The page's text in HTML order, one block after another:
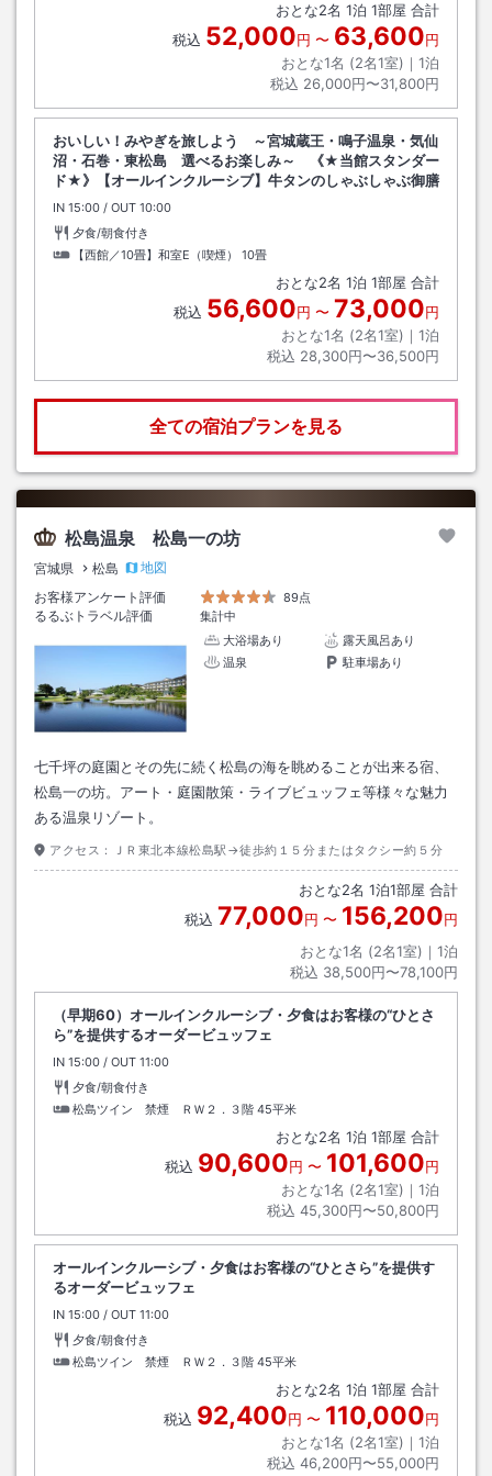
おとな2名 1泊 1部屋 合計
税込 52,000円 〜 63,600円
おとな1名 (2名1室)｜ 1泊
税込 26,000円〜31,800円
おいしい！みやぎを旅しよう ～宮城蔵王・鳴子温泉・気仙
沼・石巻・東松島 選べるお楽しみ～ 《★当館スタンダー
ド★》【オールインクルーシブ】牛タンのしゃぶしゃぶ御膳
IN チェックイン
15:00 / OUT チェックアウト
10:00
夕食/朝食付き
【西館／10畳】和室E（喫煙）
10畳
おとな2名 1泊 1部屋 合計
税込 56,600円 〜 73,000円
おとな1名 (2名1室)｜ 1泊
税込 28,300円〜36,500円
全ての宿泊プランを見る
松島温泉 松島一の坊
宮城県 松島
地図
お客様アンケート評価
89点
るるぶトラベル評価
集計中
大浴場あり
露天風呂あり
温泉
駐車場あり
七千坪の庭園とその先に続く松島の海を眺めることが出来る宿、
松島一の坊。アート・庭園散策・ライブビュッフェ等様々な魅力
ある温泉リゾート。
アクセス： ＪＲ東北本線松島駅→徒歩約１５分またはタクシー約５分
おとな2名 1泊1部屋 合計
税込 77,000円 〜 156,200円
おとな1名 (2名1室)｜ 1泊
税込 38,500円〜78,100円
（早期60）オールインクルーシブ・夕食はお客様の“ひとさ
ら”を提供するオーダービュッフェ
IN チェックイン
15:00 / OUT チェックアウト
11:00
夕食/朝食付き
松島ツイン 禁煙 ＲＷ２．３階 45平米
おとな2名 1泊 1部屋 合計
税込 90,600円 〜 101,600円
おとな1名 (2名1室)｜ 1泊
税込 45,300円〜50,800円
オールインクルーシブ・夕食はお客様の“ひとさら”を提供す
るオーダービュッフェ
IN チェックイン
15:00 / OUT チェックアウト
11:00
夕食/朝食付き
松島ツイン 禁煙 ＲＷ２．３階 45平米
おとな2名 1泊 1部屋 合計
税込 92,400円 〜 110,000円
おとな1名 (2名1室)｜ 1泊
税込 46,200円〜55,000円